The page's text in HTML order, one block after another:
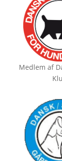
Medlem af